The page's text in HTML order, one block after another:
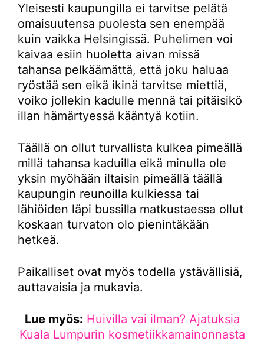
Yleisesti kaupungilla ei tarvitse pelätä
omaisuutensa puolesta sen enempää
kuin vaikka Helsingissä. Puhelimen voi
kaivaa esiin huoletta aivan missä
tahansa pelkäämättä, että joku haluaa
ryöstää sen eikä ikinä tarvitse miettiä,
voiko jollekin kadulle mennä tai pitäisikö
illan hämärtyessä kääntyä kotiin.
Täällä on ollut turvallista kulkea pimeällä
millä tahansa kaduilla eikä minulla ole
yksin myöhään iltaisin pimeällä täällä
kaupungin reunoilla kulkiessa tai
lähiöiden läpi bussilla matkustaessa ollut
koskaan turvaton olo pienintäkään
hetkeä.
Paikalliset ovat myös todella ystävällisiä,
auttavaisia ja mukavia.
Lue myös: Huivilla vai ilman? Ajatuksia
Kuala Lumpurin kosmetiikkamainonnasta